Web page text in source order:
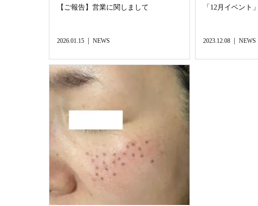
【ご報告】営業に関しまして
2026.01.15 NEWS
「12月イベント
2023.12.08 NEWS